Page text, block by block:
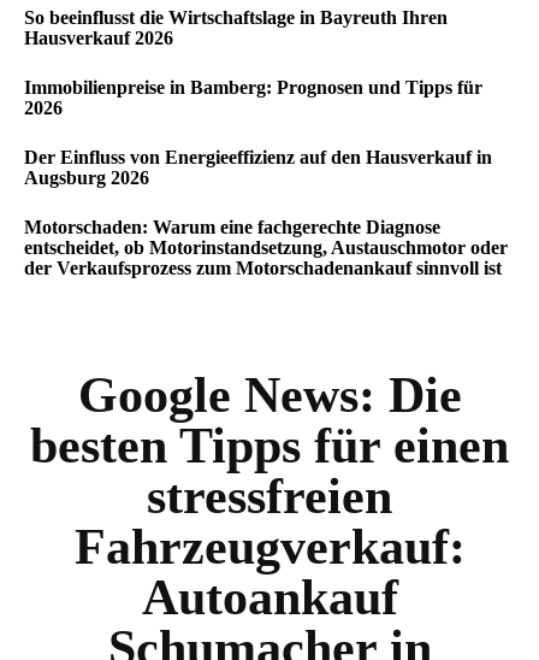
So beeinflusst die Wirtschaftslage in Bayreuth Ihren
Hausverkauf 2026
Immobilienpreise in Bamberg: Prognosen und Tipps für
2026
Der Einfluss von Energieeffizienz auf den Hausverkauf in
Augsburg 2026
Motorschaden: Warum eine fachgerechte Diagnose
entscheidet, ob Motorinstandsetzung, Austauschmotor oder
der Verkaufsprozess zum Motorschadenankauf sinnvoll ist
Google News: Die
besten Tipps für einen
stressfreien
Fahrzeugverkauf:
Autoankauf
Schumacher in